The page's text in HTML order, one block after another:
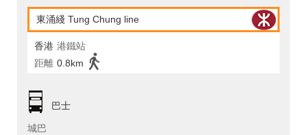
東涌綫 Tung Chung line
香港 港鐵站
距離 0.8km
巴士
城巴